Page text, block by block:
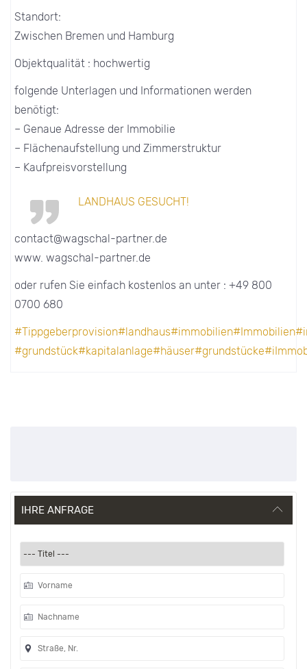
Standort:
Zwischen Bremen und Hamburg
Objektqualität : hochwertig
folgende Unterlagen und Informationen werden
benötigt:
– Genaue Adresse der Immobilie
– Flächenaufstellung und Zimmerstruktur
– Kaufpreisvorstellung
LANDHAUS GESUCHT!
contact@wagschal-partner.de
www. wagschal-partner.de
oder rufen Sie einfach kostenlos an unter : +49 800
0700 680
#Tippgeberprovision#landhaus#immobilien#Immobilien
#grundstück#kapitalanlage#häuser#grundstücke
IHRE ANFRAGE